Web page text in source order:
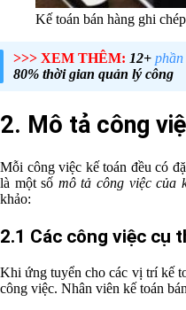
Kế toán bán hàng ghi
>>> XEM THÊM: 12+ phần
80% thời gian quản lý công
2. Mô tả công
Mỗi công việc kế toán đều có
là một số mô tả công việc của
khảo:
2.1 Các công việc cụ
Khi ứng tuyển cho các vị trí kế
công việc. Nhân viên kế toán